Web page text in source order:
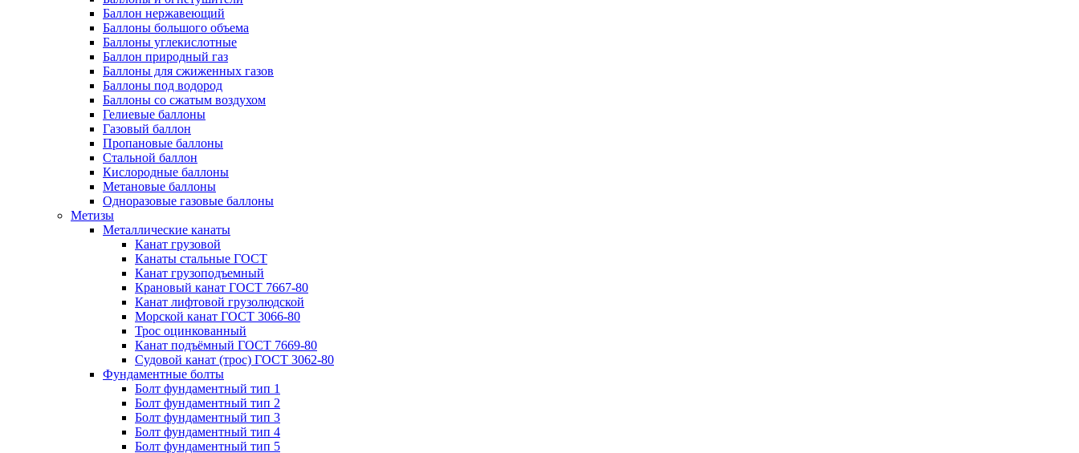
Баллон нержавеющий
Баллоны большого объема
Баллоны углекислотные
Баллон природный газ
Баллоны для сжиженных газов
Баллоны под водород
Баллоны со сжатым воздухом
Гелиевые баллоны
Газовый баллон
Пропановые баллоны
Стальной баллон
Кислородные баллоны
Метановые баллоны
Одноразовые газовые баллоны
Метизы
Металлические канаты
Канат грузовой
Канаты стальные ГОСТ
Канат грузоподъемный
Крановый канат ГОСТ 7667-80
Канат лифтовой грузолюдской
Морской канат ГОСТ 3066-80
Трос оцинкованный
Канат подъёмный ГОСТ 7669-80
Судовой канат (трос) ГОСТ 3062-80
Фундаментные болты
Болт фундаментный тип 1
Болт фундаментный тип 2
Болт фундаментный тип 3
Болт фундаментный тип 4
Болт фундаментный тип 5